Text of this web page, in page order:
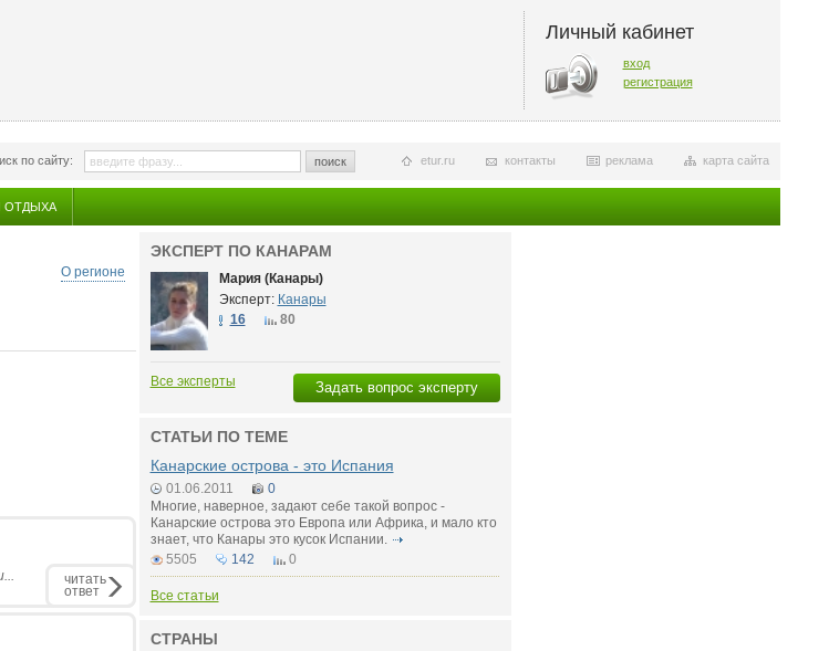
Личный кабинет
вход
регистрация
по сайту: поиск карта сайта
реклама
контакты
etur.ru
ОТДЫХА
О регионе
читать
ответ
ЭКСПЕРТ ПО КАНАРАМ
Мария (Канары)
Эксперт: Канары
16
80
Задать вопрос эксперту
Все эксперты
СТАТЬИ ПО ТЕМЕ
Канарские острова - это Испания
01.06.2011
0
Многие, наверное, задают себе такой вопрос -
Канарские острова это Европа или Африка, и мало кто
знает, что Канары это кусок Испании.
5505
142 0
Все статьи
СТРАНЫ